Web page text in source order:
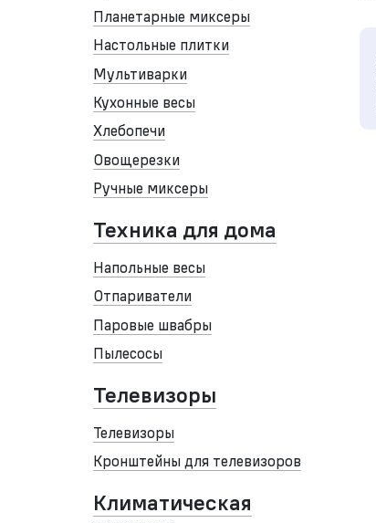
Планетарные миксеры
Настольные плитки
Мультиварки
Кухонные весы
Хлебопечи
Овощерезки
Ручные миксеры
Техника для дома
Напольные весы
Отпариватели
Паровые швабры
Пылесосы
Телевизоры
Телевизоры
Кронштейны для телевизоров
Климатическая